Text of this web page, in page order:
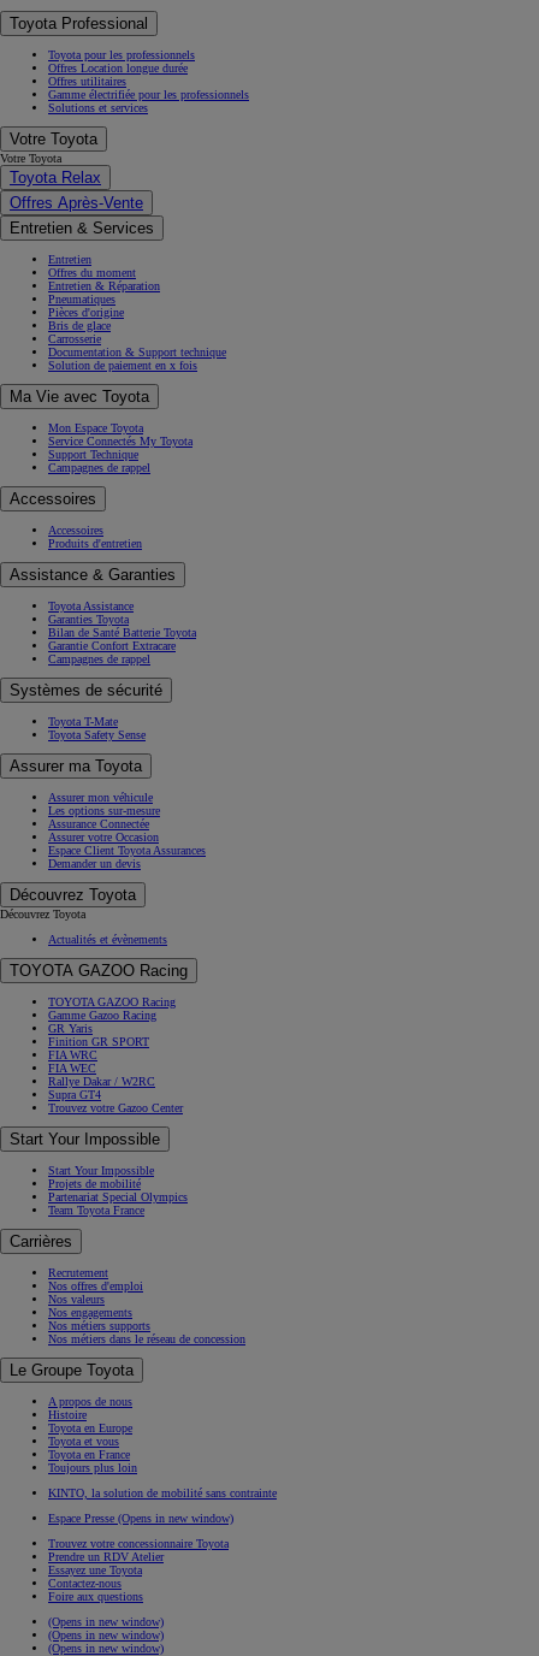
Toyota Professional
Toyota pour les professionnels
Offres Location longue durée
Offres utilitaires
Gamme électrifiée pour les professionnels
Solutions et services
Votre Toyota
Votre Toyota
Toyota Relax
Offres Après-Vente
Entretien & Services
Entretien
Offres du moment
Entretien & Réparation
Pneumatiques
Pièces d'origine
Bris de glace
Carrosserie
Documentation & Support technique
Solution de paiement en x fois
Ma Vie avec Toyota
Mon Espace Toyota
Service Connectés My Toyota
Support Technique
Campagnes de rappel
Accessoires
Accessoires
Produits d'entretien
Assistance & Garanties
Toyota Assistance
Garanties Toyota
Bilan de Santé Batterie Toyota
Garantie Confort Extracare
Campagnes de rappel
Systèmes de sécurité
Toyota T-Mate
Toyota Safety Sense
Assurer ma Toyota
Assurer mon véhicule
Les options sur-mesure
Assurance Connectée
Assurer votre Occasion
Espace Client Toyota Assurances
Demander un devis
Découvrez Toyota
Découvrez Toyota
Actualités et évènements
TOYOTA GAZOO Racing
TOYOTA GAZOO Racing
Gamme Gazoo Racing
GR Yaris
Finition GR SPORT
FIA WRC
FIA WEC
Rallye Dakar / W2RC
Supra GT4
Trouvez votre Gazoo Center
Start Your Impossible
Start Your Impossible
Projets de mobilité
Partenariat Special Olympics
Team Toyota France
Carrières
Recrutement
Nos offres d'emploi
Nos valeurs
Nos engagements
Nos métiers supports
Nos métiers dans le réseau de concession
Le Groupe Toyota
A propos de nous
Histoire
Toyota en Europe
Toyota et vous
Toyota en France
Toujours plus loin
KINTO, la solution de mobilité sans contrainte
Espace Presse (Opens in new window)
Trouvez votre concessionnaire Toyota
Prendre un RDV Atelier
Essayez une Toyota
Contactez-nous
Foire aux questions
(Opens in new window)
(Opens in new window)
(Opens in new window)